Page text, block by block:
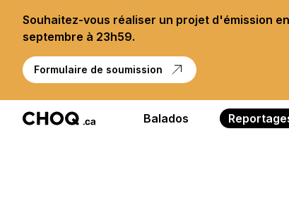
Souhaitez-vous réaliser un projet d'émission
septembre à 23h59.
Formulaire de soumission
Balados